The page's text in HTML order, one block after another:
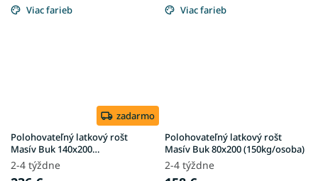
Viac farieb
zadarmo
Polohovateľný latkový rošt
Masív Buk 140x200
(150kg/osoba)
2-4 týždne
Viac farieb
Polohovateľný latkový rošt
Masív Buk 80x200 (150kg/osoba)
2-4 týždne